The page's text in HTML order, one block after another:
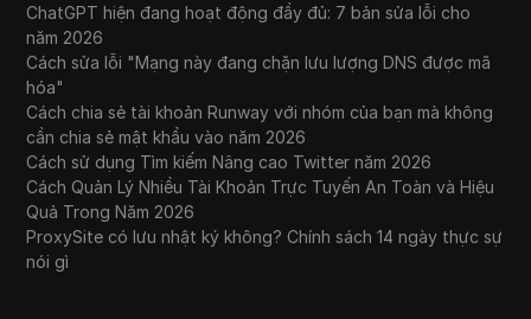
ChatGPT hiện đang hoạt động đầy đủ: 7 bản sửa lỗi cho
năm 2026
Cách sửa lỗi "Mạng này đang chặn lưu lượng DNS được mã
hóa"
Cách chia sẻ tài khoản Runway với nhóm của bạn mà không
cần chia sẻ mật khẩu vào năm 2026
Cách sử dụng Tìm kiếm Nâng cao Twitter năm 2026
Cách Quản Lý Nhiều Tài Khoản Trực Tuyến An Toàn và Hiệu
Quả Trong Năm 2026
ProxySite có lưu nhật ký không? Chính sách 14 ngày thực sự
nói gì